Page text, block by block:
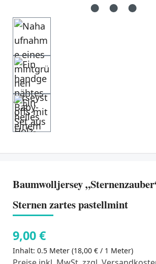
Baumwolljersey
Sternen zartes pastellmint
9,00 €
Inhalt: 0.5 Meter (18,00 € / 1 Meter)